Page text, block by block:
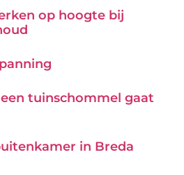
op hoogte bij
tuinschommel gaat
in Breda